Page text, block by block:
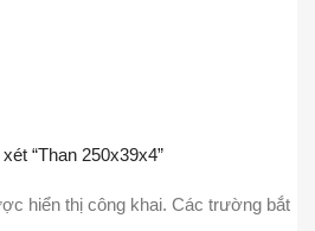
“Than 250x39x4”
hiển thị công khai. Các trường bắt